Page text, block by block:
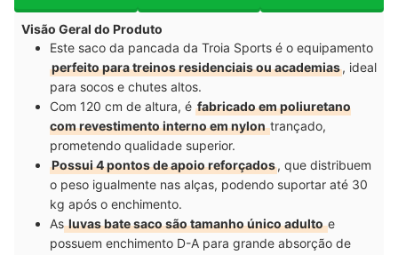
Visão Geral do Produto
Este saco da pancada da Troia Sports é o equipamento
perfeito para treinos residenciais ou academias, ideal
para socos e chutes altos.
Com 120 cm de altura, é fabricado em poliuretano
com revestimento interno em nylontrançado,
prometendo qualidade superior.
Possui 4 pontos de apoio reforçados, que distribuem
o peso igualmente nas alças, podendo suportar até 30
kg após o enchimento.
Asluvas bate saco são tamanho único adultoe
possuem enchimento D-A para grande absorção de